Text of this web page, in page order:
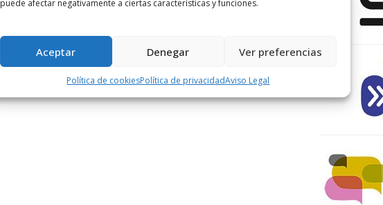
puede afectar negativamente a ciertas características y funciones.
Aceptar Denegar Ver preferencias
Política de cookiesPolítica de privacidadAviso Legal